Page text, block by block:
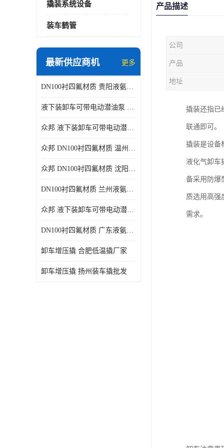
撬装系统设备
装车鹤管
最新供应商机 更多
DN100衬四氟材质 贵阳液氨鹤管供应商
液下装卸车可带电动潜油泵 贵阳液氨鹤管批发商
众邦 液下装卸车可带电动潜油泵 沈阳液氨鹤管批发商
众邦 DN100衬四氟材质 温州液氨鹤管批发商
众邦 DN100衬四氟材质 沈阳液氨鹤管批发商
DN100衬四氟材质 兰州液氨鹤管批发商
众邦 液下装卸车可带电动潜油泵 太原液氨鹤管厂商
DN100衬四氟材质 广东液氨鹤管厂商
卸车增压撬 合肥低温撬厂家
卸车增压撬 扬州装车撬批发
产品描述
公司
产品
地址
撬装还指已
联通即可。
撬装是设备
液化气卸车
备采用防爆
质选用高强
需求。